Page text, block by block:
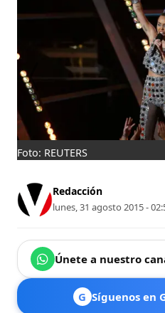
Foto: REUTERS
Redacción
lunes, 31 agosto 2015 -
Únete a nuestro
G Síguenos en